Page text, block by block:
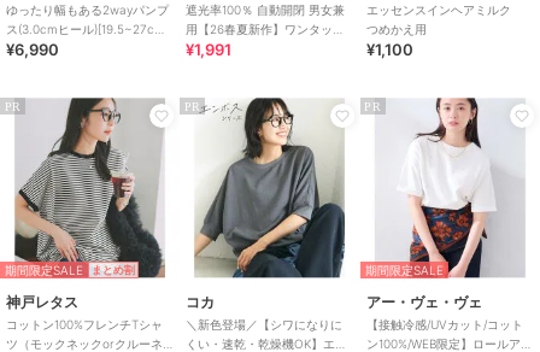
ゆったり幅もある2wayパンプ
ス(3.0cmヒール)[19.5~27cm]
ラクチンきれいシューズ
¥6,990
遮光率100％ 自動開閉 男女兼
用【26春夏新作】ワンタッチ
晴雨兼用 折りたたみ傘 /G-
¥1,991
エッセンスインヘアミルク
つめかえ用
¥1,100
PR
期間限定SALE まとめ割
神戸レタス
コットン100%フレンチTシャ
ツ（モックネックorクルーネ
PR
コカ
＼新色登場／【シワになりに
くい・速乾・乾燥機OK】エン
PR
期間限定SALE
アー・ヴェ・ヴェ
【接触冷感/UVカット/コット
ン100%/WEB限定】ロールアッ